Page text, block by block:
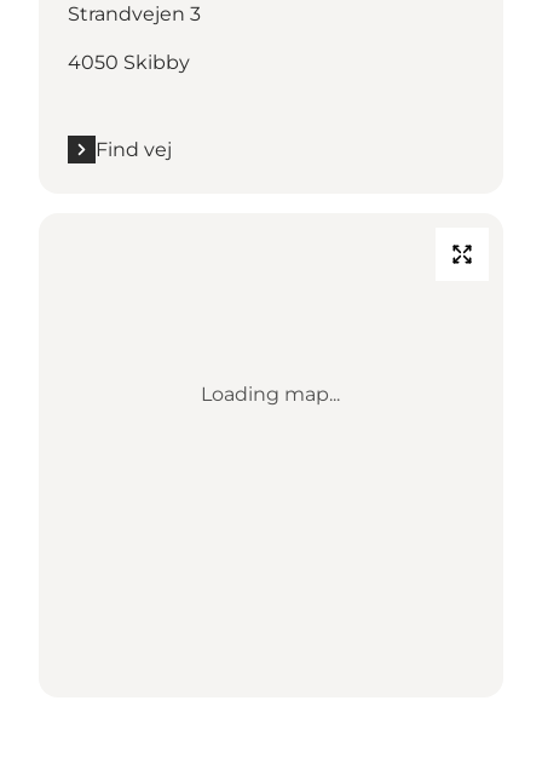
Strandvejen 3
4050 Skibby
Find vej
Loading map...